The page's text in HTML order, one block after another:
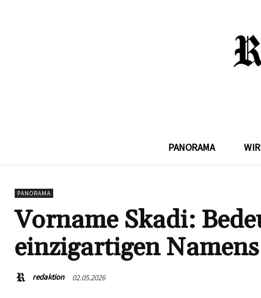
PANORAMA
PANORAMA
Vorname Skadi:
einzigartigen Namens
redaktion 02.05.2026